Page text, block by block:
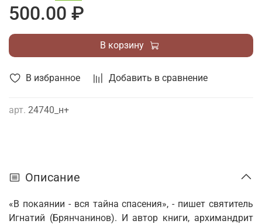
В избранное Добавить в сравнение
арт. 24740_н+
500.00 ₽
В корзину
Описание
«В покаянии - вся тайна спасения», - пишет святитель
Игнатий (Брянчанинов). И автор книги, архимандрит